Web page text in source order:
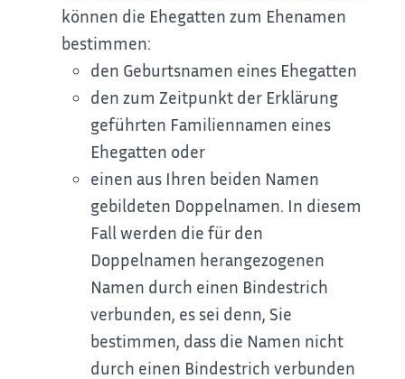
können die Ehegatten zum Ehenamen
bestimmen:
den Geburtsnamen eines Ehegatten
den zum Zeitpunkt der Erklärung
geführten Familiennamen eines
Ehegatten oder
einen aus Ihren beiden Namen
gebildeten Doppelnamen. In diesem
Fall werden die für den
Doppelnamen herangezogenen
Namen durch einen Bindestrich
verbunden, es sei denn, Sie
bestimmen, dass die Namen nicht
durch einen Bindestrich verbunden